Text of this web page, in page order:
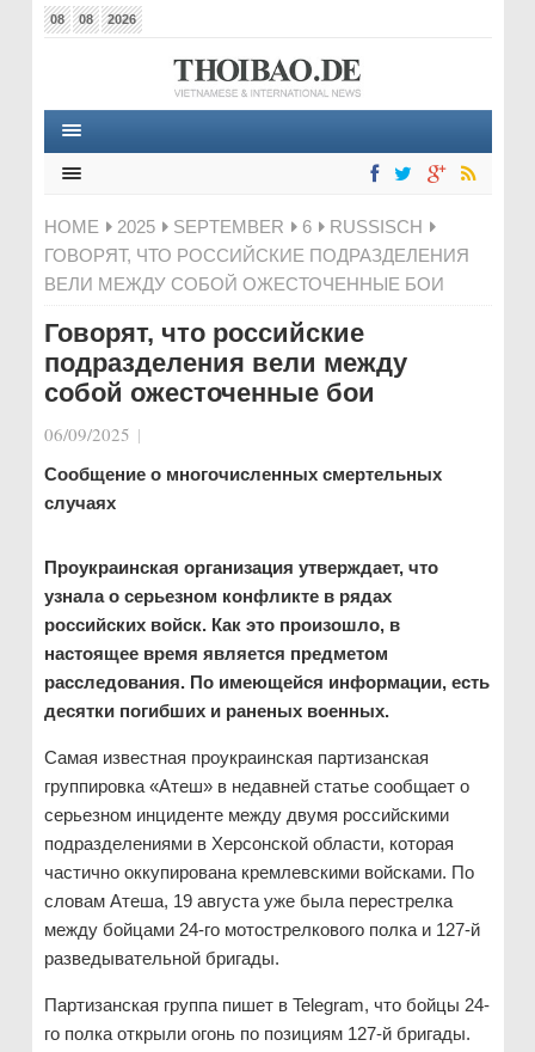
08 08 2026
HOME 2025 SEPTEMBER 6
RUSSISCH
ГОВОРЯТ, ЧТО РОССИЙСКИЕ ПОДРАЗДЕЛЕНИЯ
ВЕЛИ МЕЖДУ СОБОЙ ОЖЕСТОЧЕННЫЕ БОИ
Говорят, что российские
подразделения вели между
собой ожесточенные бои
06/09/2025 |
Сообщение о многочисленных смертельных
случаях
Проукраинская организация утверждает, что
узнала о серьезном конфликте в рядах
российских войск. Как это произошло, в
настоящее время является предметом
расследования. По имеющейся информации, есть
десятки погибших и раненых военных.
Самая известная проукраинская партизанская
группировка «Атеш» в недавней статье сообщает о
серьезном инциденте между двумя российскими
подразделениями в Херсонской области, которая
частично оккупирована кремлевскими войсками. По
словам Атеша, 19 августа уже была перестрелка
между бойцами 24-го мотострелкового полка и 127-й
разведывательной бригады.
Партизанская группа пишет в Telegram, что бойцы 24-
го полка открыли огонь по позициям 127-й бригады.